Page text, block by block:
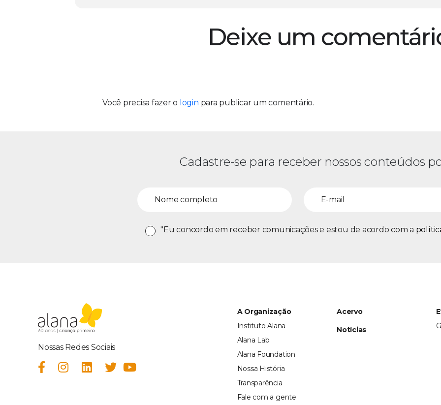
Deixe um
Você precisa fazer o login para publicar um comentário.
Cadastre-se para receber nossos conteúdos
"Eu concordo em receber comunicações e estou de acordo com a
Nossas Redes Sociais
A Organização
Instituto Alana
Alana Lab
Alana Foundation
Nossa História
Transparência
Fale com a gente
Acervo
Notícias